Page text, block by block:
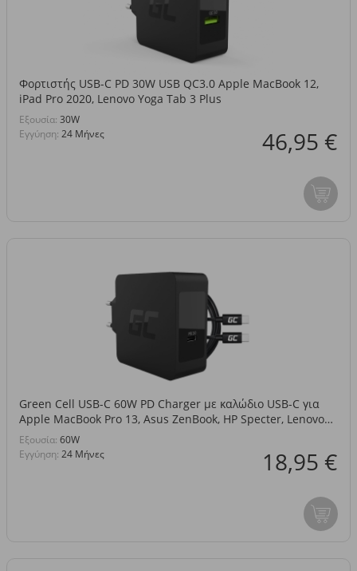
Φορτιστής USB-C PD 30W USB QC3.0 Apple MacBook 12,
iPad Pro 2020, Lenovo Yoga Tab 3 Plus
Eξουσία: 30W
Εγγύηση: 24 Μήνες 46,95 €
Green Cell USB-C 60W PD Charger με καλώδιο USB-C για
Apple MacBook Pro 13, Asus ZenBook, HP Specter, Lenovo
ThinkPad και άλλα
Eξουσία: 60W
Εγγύηση: 24 Μήνες 18,95 €